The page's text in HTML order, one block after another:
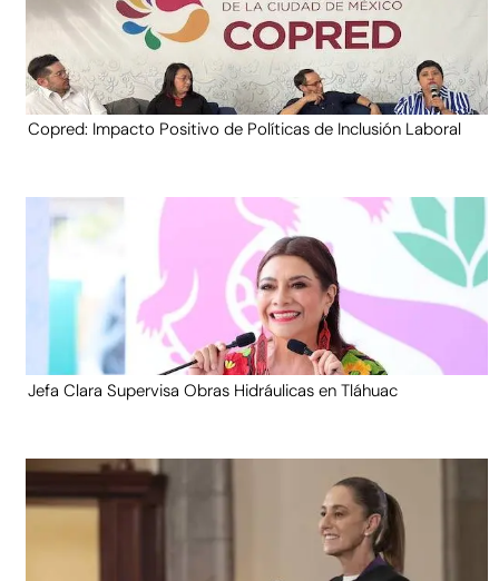
Copred: Impacto Positivo de Políticas de Inclusión Laboral
Jefa Clara Supervisa Obras Hidráulicas en Tláhuac